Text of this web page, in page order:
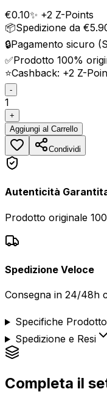
€0.10✨ +2 Z-Points
📦Spedizione da
🔒Pagamento sicuro
✅Prodotto 100%
⭐Cashback: +2 Z-
-
1
+
Aggiungi al Carrello
Condividi
Autenticità
Prodotto originale
Spedizione Veloce
Consegna in 24/48h
Specifiche Prodotto
Spedizione e Resi
Completa il